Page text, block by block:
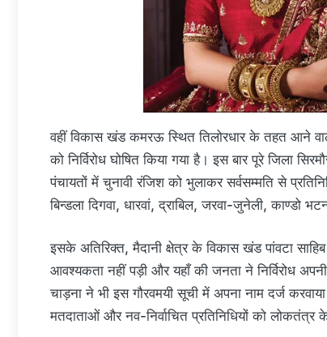
वहीं विकास खंड कमरऊ स्थित तिलोरधार के तहत आने
को निर्विरोध घोषित किया गया है। इस बार पूरे जिला
पंचायतों में चुनावी रंजिश को भुलाकर सर्वसम्मति से
बिन्डला दिगवा, धारवां, द्राबिल, जरवा-जुनेली, काण्डो
इसके अतिरिक्त, मैदानी क्षेत्र के विकास खंड पांवटा
आवश्यकता नहीं पड़ी और यहाँ की जनता ने निर्विरोध
चाड़ना ने भी इस गौरवमयी सूची में अपना नाम दर्ज
मतदाताओं और नव-निर्वाचित प्रतिनिधियों को